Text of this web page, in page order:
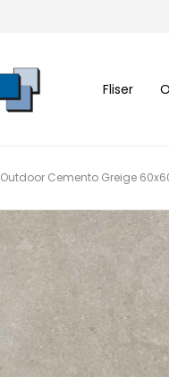
Fliser
Outdoor Cemento Greige